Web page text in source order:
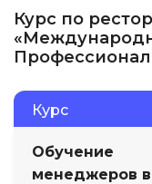
Курс по
Курс
Обучение
менеджеров в